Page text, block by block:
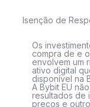
Isenção de
Os
compra de e
envolvem um
ativo digital
disponível na
A Bybit EU
resultados de
preços e